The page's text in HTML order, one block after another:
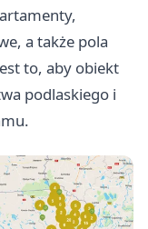
a także pola
to, aby obiekt
podlaskiego i